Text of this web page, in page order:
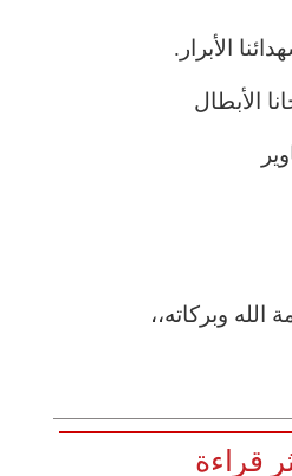
الأبرار.
الأبطال
وبركاته،،
قراءة